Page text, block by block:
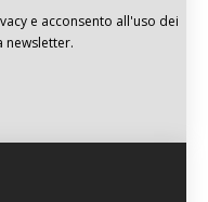
e acconsento all'uso dei
newsletter.